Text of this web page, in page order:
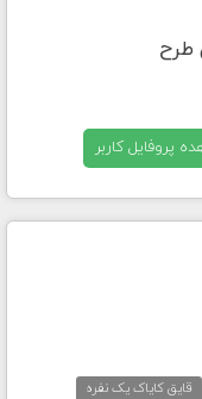
پروفایل کاربر
قایق کایاک یک نفره